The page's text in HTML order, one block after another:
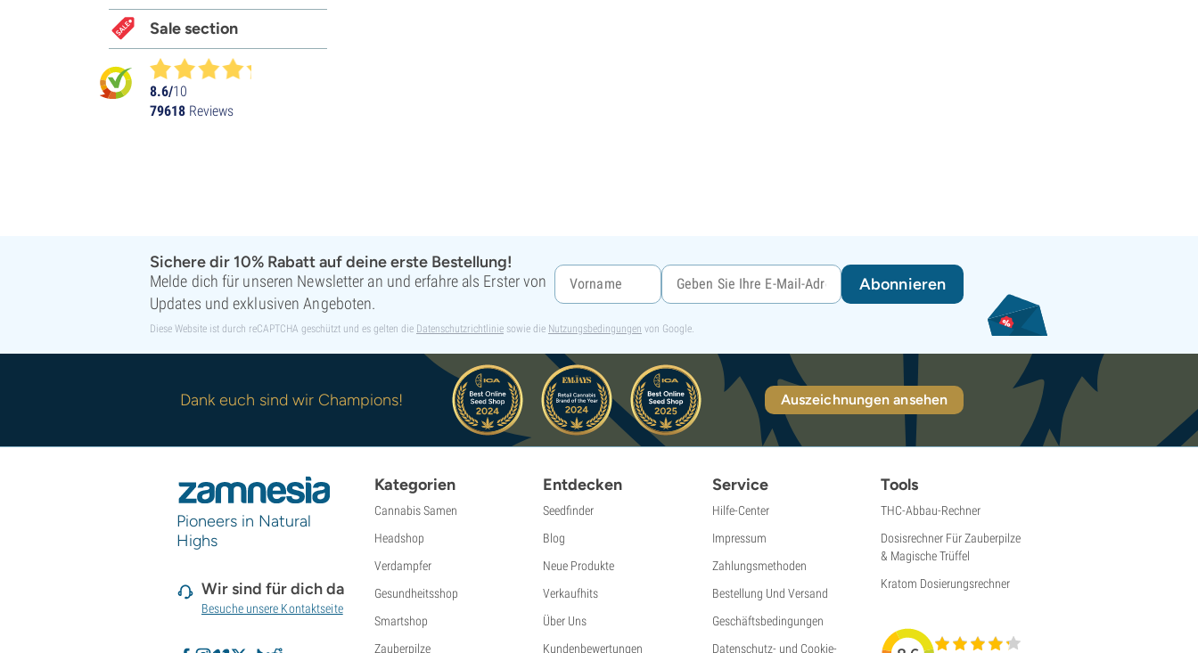
Sale section
8.6/10
79618 Reviews
Sichere dir 10% Rabatt auf deine erste Bestellung!
Melde dich für unseren Newsletter an und erfahre als Erster von
Updates und exklusiven Angeboten.
Abonnieren
Diese Website ist durch reCAPTCHA geschützt und es gelten die Datenschutzrichtlinie sowie die Nutzungsbedingungen von Google.
Dank euch sind wir Champions! Auszeichnungen ansehen
Pioneers in Natural
Highs
Wir sind für dich da
Besuche unsere Kontaktseite
Kategorien
Cannabis Samen
Headshop
Verdampfer
Gesundheitsshop
Smartshop
Zauberpilze
Entdecken
Seedfinder
Blog
Neue Produkte
Verkaufhits
Über Uns
Kundenbewertungen
Service
Hilfe-Center
Impressum
Zahlungsmethoden
Bestellung Und Versand
Geschäftsbedingungen
Datenschutz- und Cookie-
Tools
THC-Abbau-Rechner
Dosisrechner Für Zauberpilze
& Magische Trüffel
Kratom Dosierungsrechner